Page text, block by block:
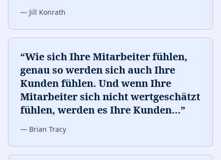
— Jill Konrath
“Wie sich Ihre Mitarbeiter fühlen,
genau so werden sich auch Ihre
Kunden fühlen. Und wenn Ihre
Mitarbeiter sich nicht wertgeschätzt
fühlen, werden es Ihre Kunden…”
— Brian Tracy